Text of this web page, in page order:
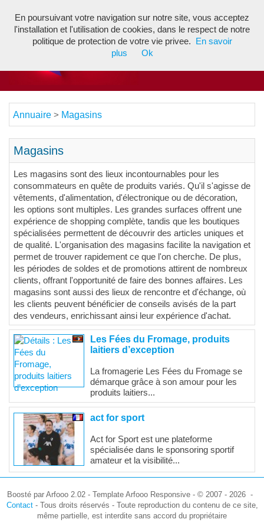
Annuaire > Magasins
Magasins
Les magasins sont des lieux incontournables pour les
consommateurs en quête de produits variés. Qu'il s'agisse de
vêtements, d'alimentation, d'électronique ou de décoration,
les options sont multiples. Les grandes surfaces offrent une
expérience de shopping complète, tandis que les boutiques
spécialisées permettent de découvrir des articles uniques et
de qualité. L'organisation des magasins facilite la navigation et
permet de trouver rapidement ce que l'on cherche. De plus,
les périodes de soldes et de promotions attirent de nombreux
clients, offrant l'opportunité de faire des bonnes affaires. Les
magasins sont aussi des lieux de rencontre et d'échange, où
les clients peuvent bénéficier de conseils avisés de la part
des vendeurs, enrichissant ainsi leur expérience d'achat.
Les Fées du Fromage, produits
laitiers d’exception
La fromagerie Les Fées du Fromage se
démarque grâce à son amour pour les
produits laitiers...
act for sport
Act for Sport est une plateforme
spécialisée dans le sponsoring sportif
amateur et la visibilité...
Boosté par Arfooo 2.02 - Template Arfooo Responsive - © 2007 - 2026 -
Contact- Tous droits réservés - Toute reproduction du contenu de ce site,
même partielle, est interdite sans accord du propriétaire
En poursuivant votre navigation sur notre site, vous acceptez
l'installation et l'utilisation de cookies, dans le respect de notre
politique de protection de votre vie privee.
En savoir
plus
Ok